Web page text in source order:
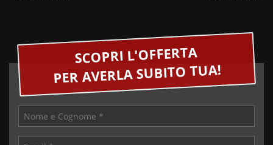
SCOPRI L'OFFERTA
PER AVERLA SUBITO TUA!